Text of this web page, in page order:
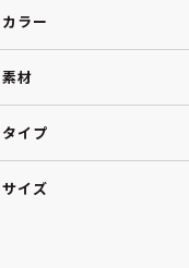
カラー
素材
タイプ
サイズ